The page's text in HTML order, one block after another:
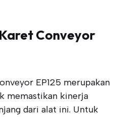
Conveyor
EP125 merupakan
memastikan kinerja
dari alat ini. Untuk